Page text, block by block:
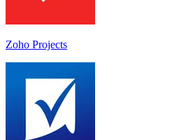
Zoho Projects